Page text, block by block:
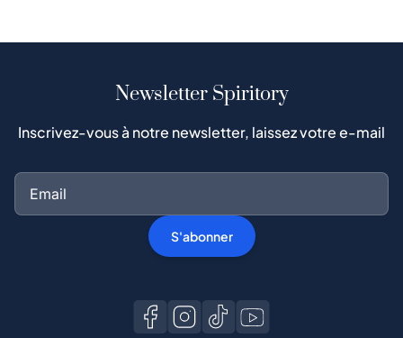
Newsletter Spiritory
Inscrivez-vous à notre newsletter, laissez votre e-mail
S'abonner